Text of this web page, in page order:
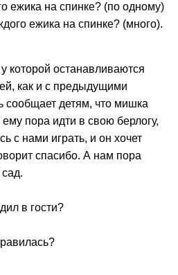
ежика на спинке? (по одному)
ежика на спинке? (много).
которой останавливаются
как и с предыдущими
сообщает детям, что мишка
пора идти в свою берлогу,
с нами играть, и он хочет
спасибо. А нам пора
в гости?